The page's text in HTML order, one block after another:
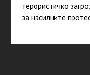
терористичко
за насилните